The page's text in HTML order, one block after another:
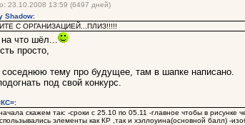
23.10.2008 13:59 (6497 дней)
Shadow:
С ОРГАНИЗАЦИЕЙ...ПЛИЗ!!!!!
что шёл...
просто,
тему про будущее, там в шапке написано.
под свой конкурс.
:
скажем так: -сроки с 25.10 по 05.11 -главное чтобы в
элементы как КР ,так и хэллоуина(основной балл) -